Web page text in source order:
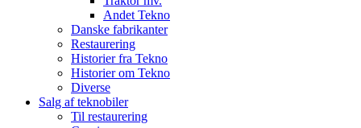
Andet Tekno
Danske fabrikanter
Restaurering
Historier fra Tekno
Historier om Tekno
Diverse
Salg af teknobiler
Til restaurering